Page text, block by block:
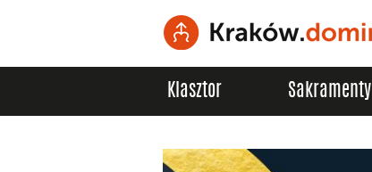
Klasztor Sakramenty